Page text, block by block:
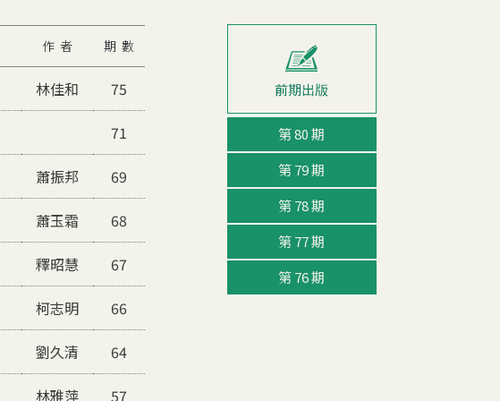
作 者 期 數
林佳和 75
71
蕭振邦 69
蕭玉霜 68
釋昭慧 67
柯志明 66
劉久清 64
林雅萍 57
第 80 期
第 79 期
第 78 期
第 77 期
第 76 期